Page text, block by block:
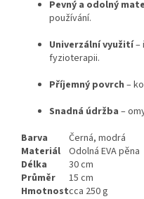
Pevný a odolný
používání.
Univerzální využití–
fyzioterapii.
Příjemný povrch –
Snadná údržba –
Barva
Černá, modrá
Materiál Odolná EVA pěna
Délka
30 cm
Průměr
15 cm
Hmotnostcca 250 g